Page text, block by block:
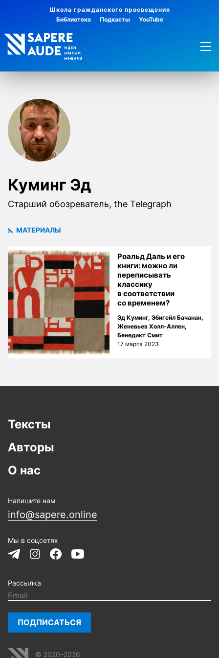
Школа гражданского просвещения
Библиотека
Подкасты YouTube
Куминг Эд
Старший обозреватель, the Telegraph
МАТЕРИАЛЫ
Роальд Даль и его
книги: можно ли
переписывать
классику
в соответствии
со временем?
Эд Куминг, Эбигейл Бачанан,
Женевьев Холл-Аллен,
Бенедикт Смит
17 марта 2023
Тексты
Авторы
О нас
Напишите нам
info@sapere.online
Мы в соцсетях
Рассылка
ПОДПИСАТЬСЯ
© 2020–2026